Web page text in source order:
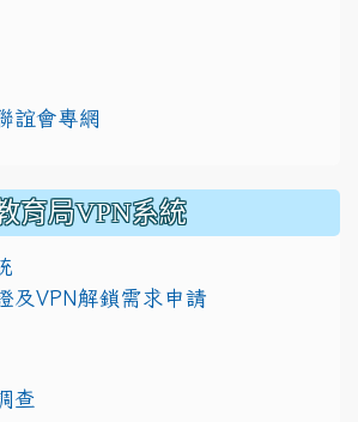
誼會專網
育局VPN系統
及VPN解鎖需求申請
查